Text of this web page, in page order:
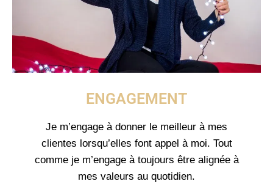
ENGAGEMENT
Je m’engage à donner le meilleur à mes
clientes lorsqu’elles font appel à moi. Tout
comme je m’engage à toujours être alignée à
mes valeurs au quotidien.